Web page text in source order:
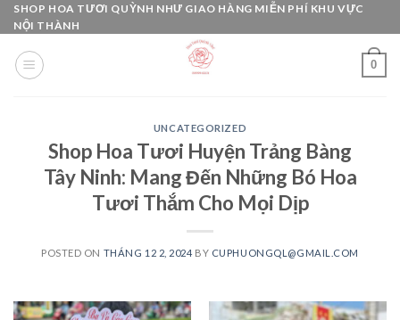
Skip
to
content
SHOP HOA TƯƠI QUỲNH NHƯ GIAO HÀNG MIỄN PHÍ KHU VỰC
NỘI THÀNH
0
UNCATEGORIZED
Shop Hoa Tươi Huyện Trảng Bàng
Tây Ninh: Mang Đến Những Bó Hoa
Tươi Thắm Cho Mọi Dịp
POSTED ON THÁNG 12 2, 2024 BY CUPHUONGQL@GMAIL.COM